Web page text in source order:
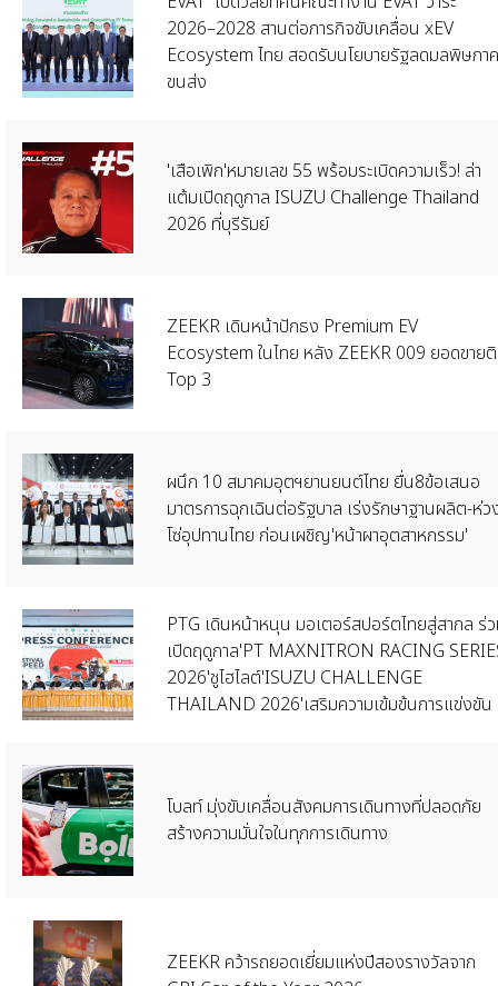
2026–2028 สานต่อภารกิจขับเคลื่อน xEV
Ecosystem ไทย สอดรับนโยบายรัฐลดมลพิษภาค
ขนส่ง
'เสือเพิก'หมายเลข 55 พร้อมระเบิดความเร็ว! ล่า
แต้มเปิดฤดูกาล ISUZU Challenge Thailand
2026 ที่บุรีรัมย์
ZEEKR เดินหน้าปักธง Premium EV
Ecosystem ในไทย หลัง ZEEKR 009 ยอดขาย
Top 3
ผนึก 10 สมาคมอุตฯยานยนต์ไทย ยื่น8ข้อเสนอ
มาตรการฉุกเฉินต่อรัฐบาล เร่งรักษาฐานผลิต-ห่ว
โซ่อุปทานไทย ก่อนเผชิญ'หน้าผาอุตสาหกรรม'
PTG เดินหน้าหนุน มอเตอร์สปอร์ตไทยสู่สากล ร่
เปิดฤดูกาล'PT MAXNITRON RACING
2026'ชูไฮไลต์'ISUZU CHALLENGE
THAILAND 2026'เสริมความเข้มข้นการแข่งขัน
โบลท์ มุ่งขับเคลื่อนสังคมการเดินทางที่ปลอดภัย
สร้างความมั่นใจในทุกการเดินทาง
ZEEKR คว้ารถยอดเยี่ยมแห่งปีสองรางวัลจาก